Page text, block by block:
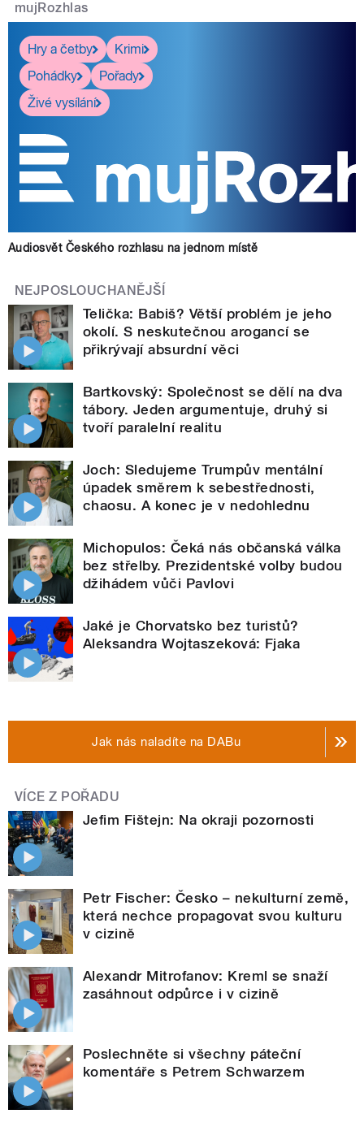
mujRozhlas
Hry a četby
Krimi
Pohádky
Pořady
Živé vysílání
Audiosvět Českého rozhlasu na jednom místě
NEJPOSLOUCHANĚJŠÍ
Telička: Babiš? Větší problém je jeho
okolí. S neskutečnou arogancí se
přikrývají absurdní věci
Bartkovský: Společnost se dělí na dva
tábory. Jeden argumentuje, druhý si
tvoří paralelní realitu
Joch: Sledujeme Trumpův mentální
úpadek směrem k sebestřednosti,
chaosu. A konec je v nedohlednu
Michopulos: Čeká nás občanská válka
bez střelby. Prezidentské volby budou
džihádem vůči Pavlovi
Jaké je Chorvatsko bez turistů?
Aleksandra Wojtaszeková: Fjaka
Jak nás naladíte na DABu
VÍCE Z POŘADU
Jefim Fištejn: Na okraji pozornosti
Petr Fischer: Česko – nekulturní země,
která nechce propagovat svou kulturu
v cizině
Alexandr Mitrofanov: Kreml se snaží
zasáhnout odpůrce i v cizině
Poslechněte si všechny páteční
komentáře s Petrem Schwarzem